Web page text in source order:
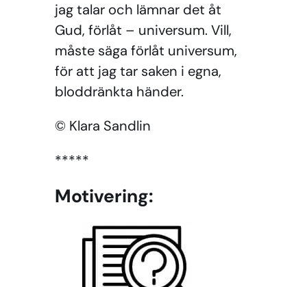
jag talar och lämnar det åt
Gud, förlåt – universum. Vill,
måste säga förlåt universum,
för att jag tar saken i egna,
bloddränkta händer.
© Klara Sandlin
*****
Motivering: